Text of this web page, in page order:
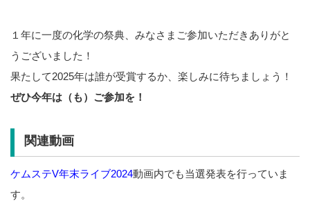
１年に一度の化学の祭典、みなさまご参加いただきありがと
うございました！
果たして2025年は誰が受賞するか、楽しみに待ちましょう！
ぜひ今年は（も）ご参加を！
関連動画
ケムステV年末ライブ2024動画内でも当選発表を行っていま
す。